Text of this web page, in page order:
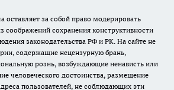
оставляет за собой право модерировать
соображений сохранения конструктивности
законодательства РФ и РК. На сайте не
содержащие нецензурную брань,
рознь, возбуждающие ненависть или
человеческого достоинства, размещение
пользователей, не соблюдающих эти